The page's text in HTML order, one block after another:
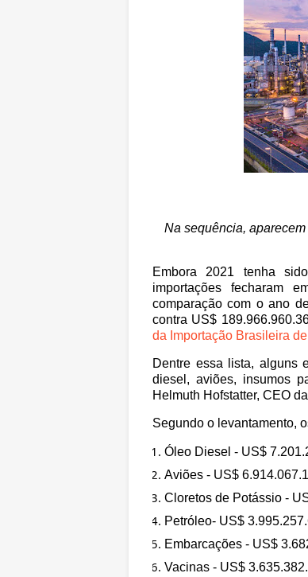
Na sequência,
Embora 2021 tenha
importações fecharam
comparação com o ano
contra US$
da Importação Brasileira
Dentre essa lista, alguns
diesel, aviões, insumos
Helmuth Hofstatter, CEO
Segundo o levantamento,
Óleo Diesel - US$
Aviões - US$
Cloretos de Potássio -
Petróleo- US$
Embarcações - US$
Vacinas - US$